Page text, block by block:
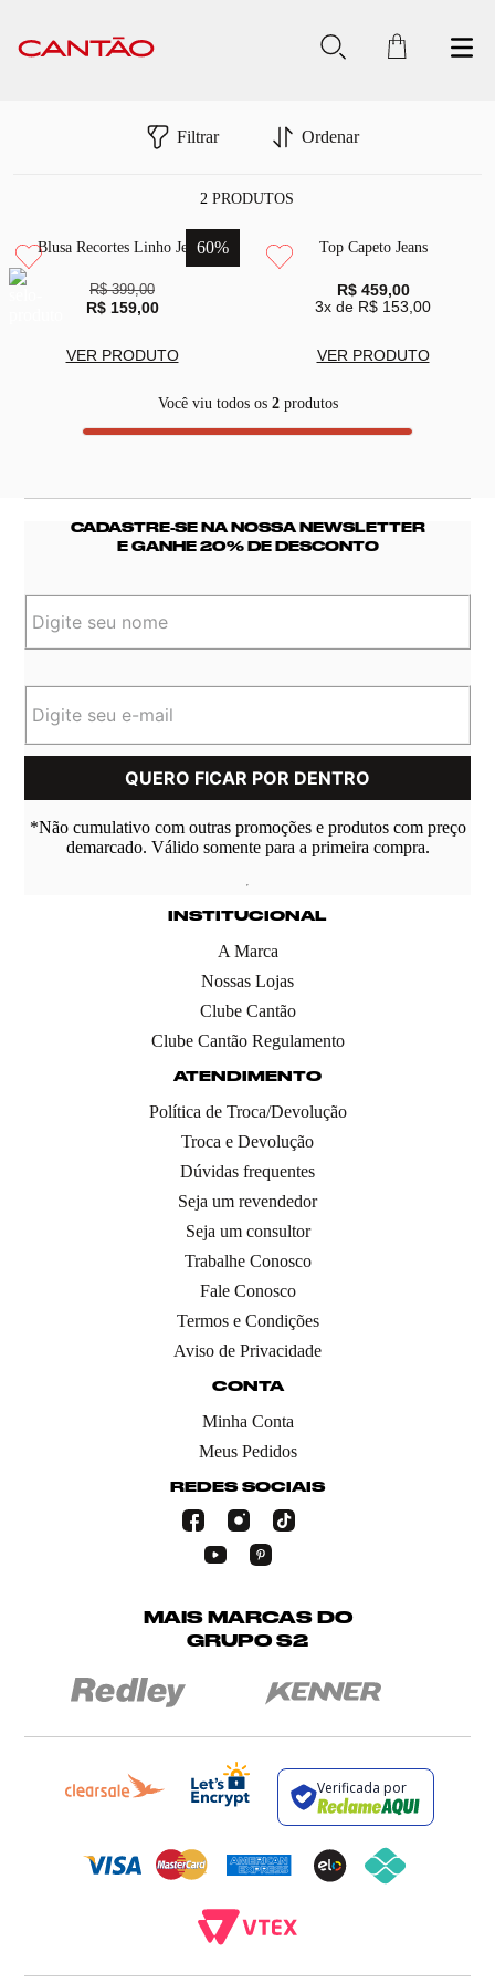
Filtrar Ordenar
2PRODUTOS
60%
Blusa Recortes Linho Jeans
R$ 399,00
R$ 159,00
VER PRODUTO
Top Capeto Jeans
R$ 459,00
3x de R$ 153,00
VER PRODUTO
Você viu todos os 2produtos
CADASTRE-SE NA NOSSA NEWSLETTER
E GANHE 20% DE DESCONTO
*Não cumulativo com outras promoções e produtos com preço
demarcado. Válido somente para a primeira compra.
INSTITUCIONAL
A Marca
Nossas Lojas
Clube Cantão
Clube Cantão Regulamento
ATENDIMENTO
Política de Troca/Devolução
Troca e Devolução
Dúvidas frequentes
Seja um revendedor
Seja um consultor
Trabalhe Conosco
Fale Conosco
Termos e Condições
Aviso de Privacidade
CONTA
Minha Conta
Meus Pedidos
REDES SOCIAIS
MAIS MARCAS DO
GRUPO S2
Verificada por